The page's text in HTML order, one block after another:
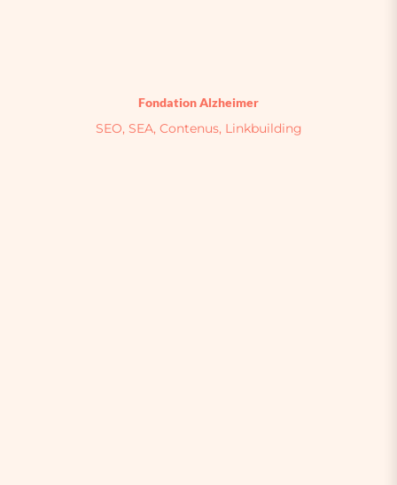
Fondation Alzheimer
SEO, SEA, Contenus, Linkbuilding